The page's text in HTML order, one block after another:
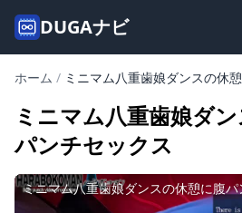
DUGAナビ
ホーム / ミニマム八重歯娘ダンスの休
ミニマム八重歯娘ダ
パンチセックス